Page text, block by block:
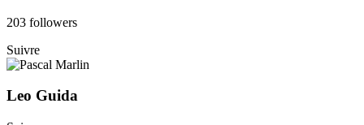
203 followers
Suivre
Leo Guida